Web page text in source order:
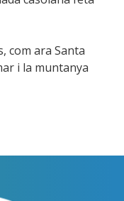
com ara Santa
i la muntanya